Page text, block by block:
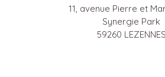
11, avenue Pierre et
Synergie Park
59260 LEZENNES